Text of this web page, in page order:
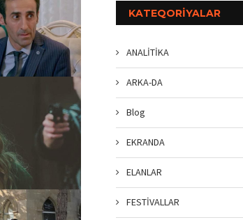
KATEQORIYALAR
ANALİTİKA
ARKA-DA
Blog
EKRANDA
ELANLAR
FESTİVALLAR